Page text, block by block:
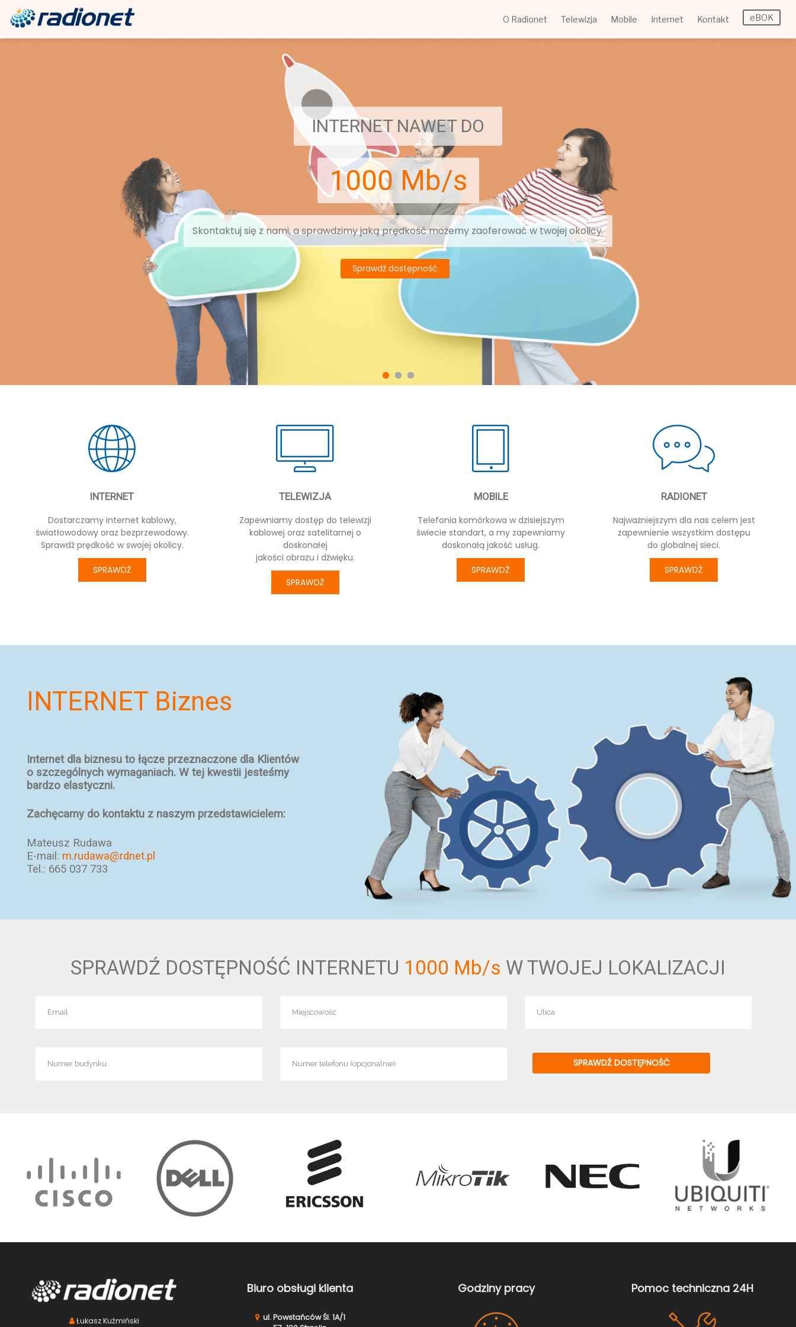
O Radionet Telewizja Mobile Internet Kontakt eBOK
INTERNET NAWET DO
1000 Mb/s
Skontaktuj się z nami, a sprawdzimy jaką prędkość możemy zaoferować w twojej okolicy.
Sprawdź dostępność
INTERNET
Dostarczamy internet kablowy,
światłowodowy oraz bezprzewodowy.
Sprawdź prędkość w swojej okolicy.
SPRAWDŹ
TELEWIZJA
Zapewniamy dostęp do telewizji
kablowej oraz satelitarnej o
doskonałej
jakości obrazu i dźwięku.
SPRAWDŹ
MOBILE
Telefonia komórkowa w dzisiejszym
świecie standart, a my zapewniamy
doskonałą jakość usług.
SPRAWDŹ
RADIONET
Najważniejszym dla nas celem jest
zapewnienie wszystkim dostępu
do globalnej sieci.
SPRAWDŹ
INTERNET Biznes
Internet dla biznesu to łącze przeznaczone dla Klientów
o szczególnych wymaganiach. W tej kwestii jesteśmy
bardzo elastyczni.
Zachęcamy do kontaktu z naszym przedstawicielem:
Mateusz Rudawa
E-mail: m.rudawa@rdnet.pl
Tel.: 665 037 733
SPRAWDŹ DOSTĘPNOŚĆ INTERNETU 1000 Mb/s W TWOJEJ LOKALIZACJI
Łukasz Kuźmiński
Biuro obsługi klienta
ul. Powstańców Śl. 1A/1
Godziny pracy Pomoc techniczna 24H